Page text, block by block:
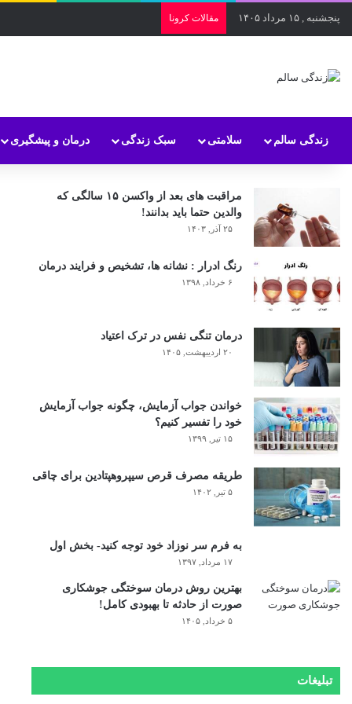
پنجشنبه , ۱۵ مرداد ۱۴۰۵ مقالات کرونا
زندگی سالم سلامتی سبک زندگی درمان و پیشگیری
مراقبت های بعد از واکسن ۱۵ سالگی که
والدین حتما باید بدانند!
۲۵ آذر, ۱۴۰۳
رنگ ادرار : نشانه ها، تشخیص و فرایند درمان
۶ خرداد, ۱۳۹۸
درمان تنگی نفس در ترک اعتیاد
۲۰ اردیبهشت, ۱۴۰۵
خواندن جواب آزمایش، چگونه جواب آزمایش
خود را تفسیر کنیم؟
۱۵ تیر, ۱۳۹۹
طریقه مصرف قرص سیپروهپتادین برای چاقی
۵ تیر, ۱۴۰۲
به فرم سر نوزاد خود توجه کنید- بخش اول
۱۷ مرداد, ۱۳۹۷
بهترین روش درمان سوختگی جوشکاری
صورت از حادثه تا بهبودی کامل!
۵ خرداد, ۱۴۰۵
تبلیغات